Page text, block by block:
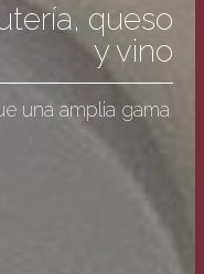
queso
y vino
una amplia gama